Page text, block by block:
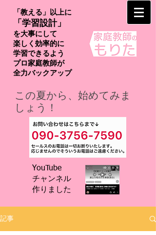
「教える」以上に
「学習設計」
を大事にして
楽しく効率的に
学習できるよう
プロ家庭教師が
​全力バックアップ
この夏から、始めてみま
しょう！
YouTube
チャンネル
​作りました
記事